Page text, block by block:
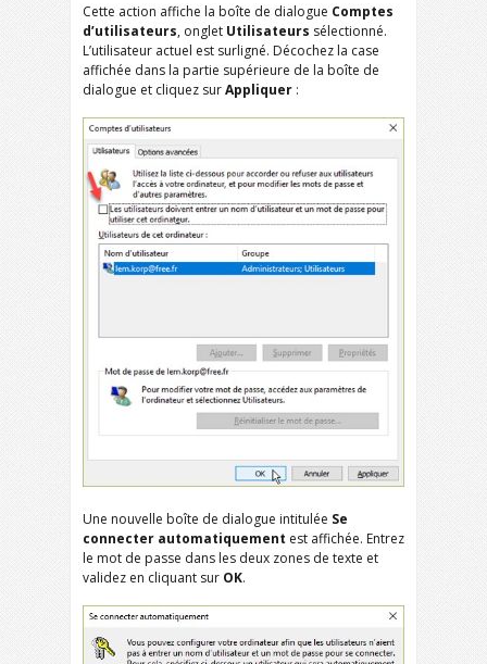
Cette action affiche la boîte de dialogue Comptes
d’utilisateurs, onglet Utilisateurs sélectionné.
L’utilisateur actuel est surligné. Décochez la case
affichée dans la partie supérieure de la boîte de
dialogue et cliquez surAppliquer :
Une nouvelle boîte de dialogue intitulée Se
connecter automatiquement est affichée. Entrez
le mot de passe dans les deux zones de texte et
validez en cliquant sur OK.